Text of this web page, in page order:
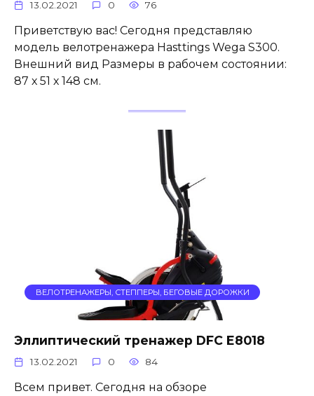
13.02.2021 0 76
Приветствую вас! Сегодня представляю
модель велотренажера Hasttings Wega S300.
Внешний вид Размеры в рабочем состоянии:
87 х 51 х 148 см.
ВЕЛОТРЕНАЖЕРЫ, СТЕППЕРЫ, БЕГОВЫЕ ДОРОЖКИ
Эллиптический тренажер DFC E8018
13.02.2021 0 84
Всем привет. Сегодня на обзоре